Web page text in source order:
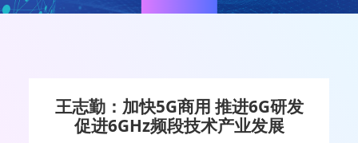
王志勤：加快5G商用 推进6G研发
促进6GHz频段技术产业发展